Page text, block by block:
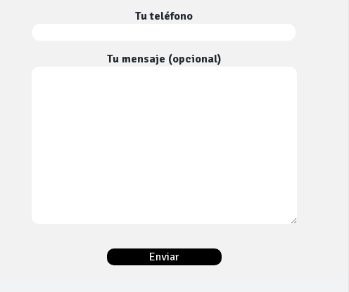
Tu teléfono
Tu mensaje (opcional)